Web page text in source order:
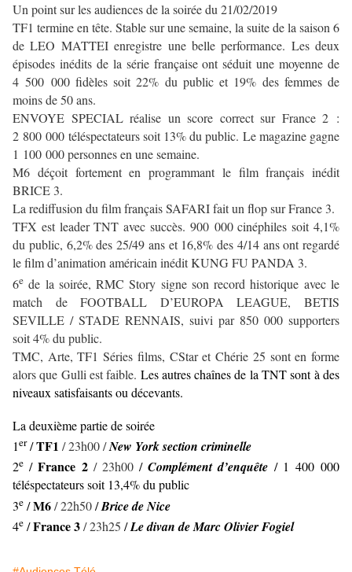
Un point sur les audiences de la soirée du 21/02/2019
TF1 termine en tête. Stable sur une semaine, la suite de la saison 6
de LEO MATTEI enregistre une belle performance. Les deux
épisodes inédits de la série française ont séduit une moyenne de
4 500 000 fidèles soit 22% du public et 19% des femmes de
moins de 50 ans.
ENVOYE SPECIAL réalise un score correct sur France 2 :
2 800 000 téléspectateurs soit 13% du public. Le magazine gagne
1 100 000 personnes en une semaine.
M6 déçoit fortement en programmant le film français inédit
BRICE 3.
La rediffusion du film français SAFARI fait un flop sur France 3.
TFX est leader TNT avec succès. 900 000 cinéphiles soit 4,1%
du public, 6,2% des 25/49 ans et 16,8% des 4/14 ans ont regardé
le film d’animation américain inédit KUNG FU PANDA 3.
6e de la soirée, RMC Story signe son record historique avec le
match de FOOTBALL D’EUROPA LEAGUE, BETIS
SEVILLE / STADE RENNAIS, suivi par 850 000 supporters
soit 4% du public.
TMC, Arte, TF1 Séries films, CStar et Chérie 25 sont en forme
alors que Gulli est faible. Les autres chaînes de la TNT sont à des
niveaux satisfaisants ou décevants.
La deuxième partie de soirée
1er/TF1 / 23h00 /New York section criminelle
2e /France 2 / 23h00/Complément d’enquête / 1 400 000
téléspectateurs soit 13,4% du public
3e /M6/ 22h50/Brice de Nice
4e /France 3/ 23h25 /Le divan de Marc Olivier Fogiel